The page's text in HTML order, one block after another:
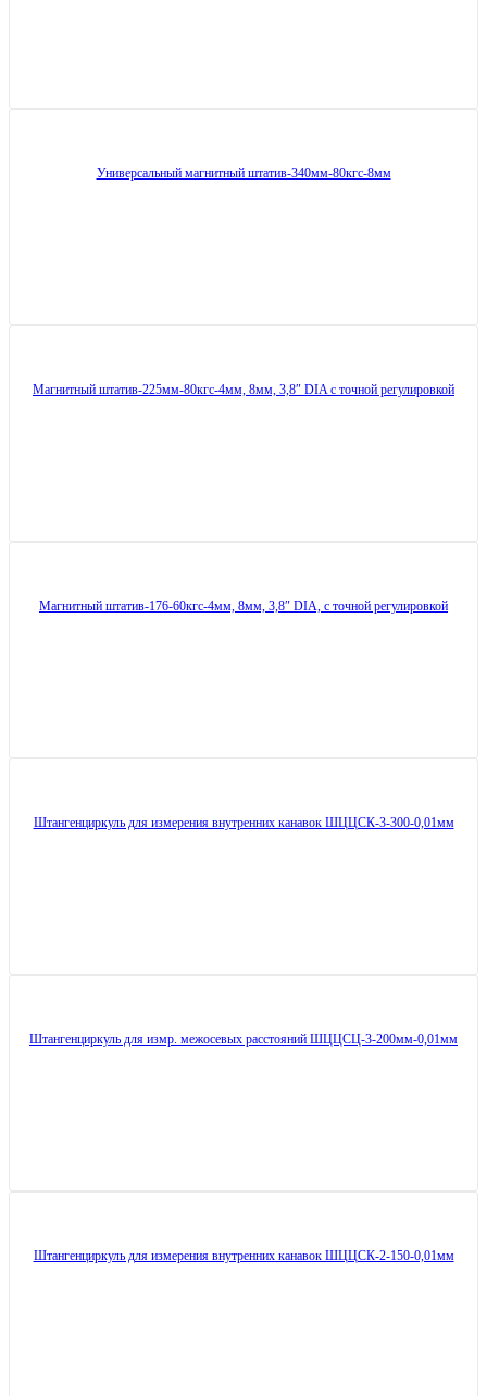
Универсальный магнитный штатив-340мм-80кгс-8мм
Магнитный штатив-225мм-80кгс-4мм, 8мм, 3,8″ DIA с точной регулировкой
Магнитный штатив-176-60кгс-4мм, 8мм, 3,8″ DIA, с точной регулировкой
Штангенциркуль для измерения внутренних канавок ШЦЦСК-3-300-0,01мм
Штангенциркуль для измр. межосевых расстояний ШЦЦСЦ-3-200мм-0,01мм
Штангенциркуль для измерения внутренних канавок ШЦЦСК-2-150-0,01мм